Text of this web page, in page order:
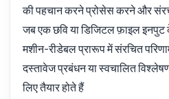
की पहचान करने प्रोसेस करने और
जब एक छवि या डिजिटल फ़ाइल इनपुट
मशीन-रीडेबल प्रारूप में संरचित
दस्तावेज प्रबंधन या स्वचालित
लिए तैयार होते हैं